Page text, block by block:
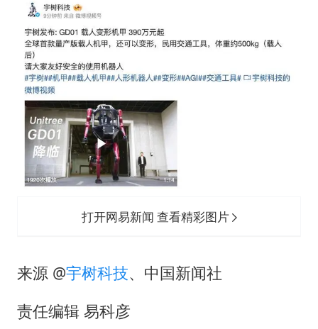
今年4位周星驰电影配角去世
中国经济展现强大韧性和活力
打开网易新闻 查看精彩图片
来源 @宇树科技、中国新闻社
责任编辑 易科彦